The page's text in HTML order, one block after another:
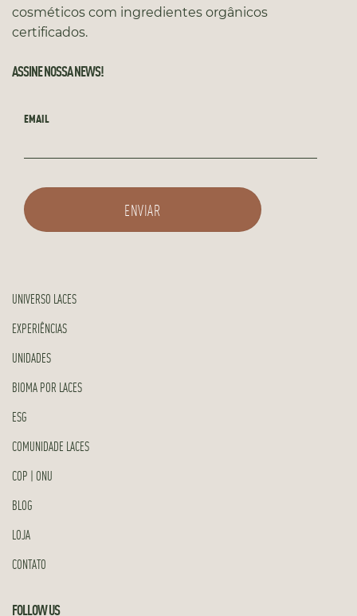
cosméticos com ingredientes orgânicos
certificados.
ASSINE NOSSA NEWS!
EMAIL
UNIVERSO LACES
EXPERIÊNCIAS
UNIDADES
BIOMA POR LACES
ESG
COMUNIDADE LACES
COP | ONU
BLOG
LOJA
CONTATO
FOLLOW US